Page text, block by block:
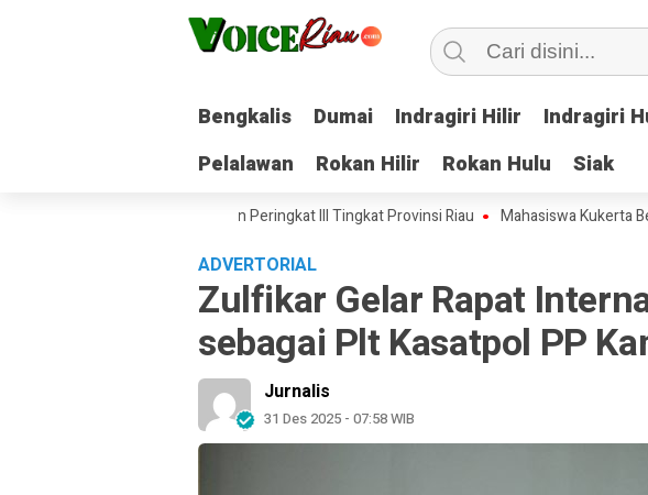
Bengkalis Dumai Indragiri Hilir Indragiri
Pelalawan
Rokan Hilir Rokan Hulu Siak
Bengkalis Dumai Indragiri Hilir Indragiri
Pelalawan
Rokan Hilir Rokan Hulu Siak
Penghargaan Kearsipan Peringkat III Tingkat Provinsi Riau Mahasiswa Kukerta
ADVERTORIAL
Zulfikar Gelar Rapat
sebagai Plt Kasatpol PP
Jurnalis
31 Des 2025 - 07:58 WIB